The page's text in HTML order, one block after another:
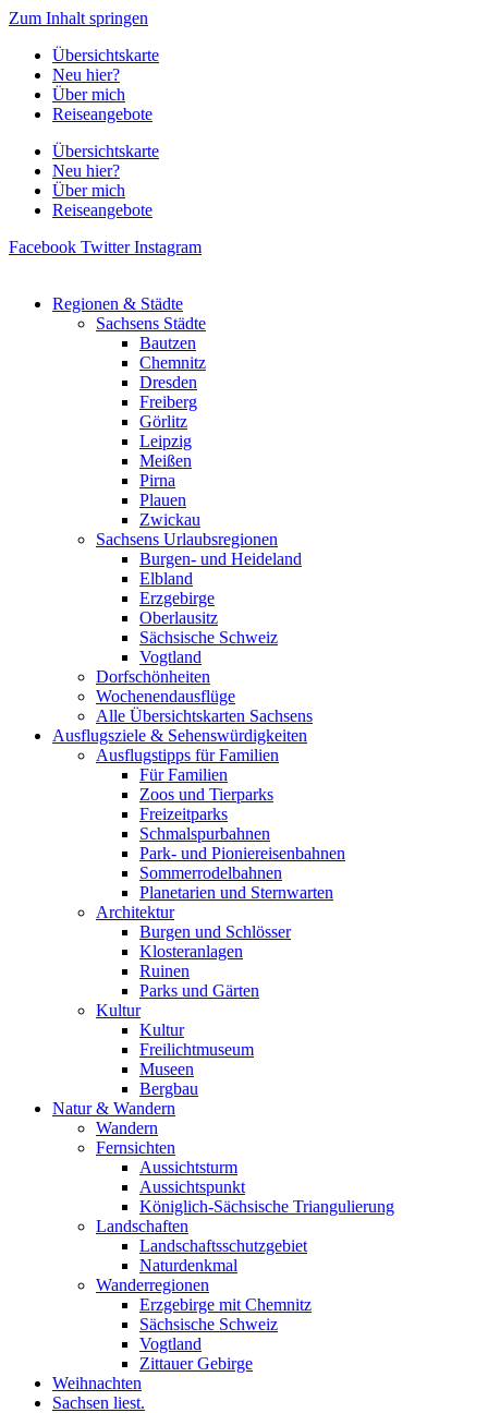
Zum Inhalt springen
Übersichtskarte
Neu hier?
Über mich
Reiseangebote
Übersichtskarte
Neu hier?
Über mich
Reiseangebote
Facebook Twitter Instagram
Regionen & Städte
Sachsens Städte
Bautzen
Chemnitz
Dresden
Freiberg
Görlitz
Leipzig
Meißen
Pirna
Plauen
Zwickau
Sachsens Urlaubsregionen
Burgen- und Heideland
Elbland
Erzgebirge
Oberlausitz
Sächsische Schweiz
Vogtland
Dorfschönheiten
Wochenendausflüge
Alle Übersichtskarten Sachsens
Ausflugsziele & Sehenswürdigkeiten
Ausflugstipps für Familien
Für Familien
Zoos und Tierparks
Freizeitparks
Schmalspurbahnen
Park- und Pioniereisenbahnen
Sommerrodelbahnen
Planetarien und Sternwarten
Architektur
Burgen und Schlösser
Klosteranlagen
Ruinen
Parks und Gärten
Kultur
Kultur
Freilichtmuseum
Museen
Bergbau
Natur & Wandern
Wandern
Fernsichten
Aussichtsturm
Aussichtspunkt
Königlich-Sächsische Triangulierung
Landschaften
Landschaftsschutzgebiet
Naturdenkmal
Wanderregionen
Erzgebirge mit Chemnitz
Sächsische Schweiz
Vogtland
Zittauer Gebirge
Weihnachten
Sachsen liest.